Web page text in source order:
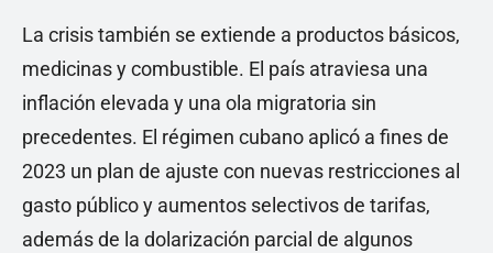
La crisis también se extiende a productos básicos,
medicinas y combustible. El país atraviesa una
inflación elevada y una ola migratoria sin
precedentes. El régimen cubano aplicó a fines de
2023 un plan de ajuste con nuevas restricciones al
gasto público y aumentos selectivos de tarifas,
además de la dolarización parcial de algunos